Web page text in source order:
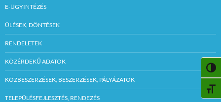
E-ÜGYINTÉZÉS
ÜLÉSEK, DÖNTÉSEK
RENDELETEK
KÖZÉRDEKŰ ADATOK
KÖZBESZERZÉSEK, BESZERZÉSEK, PÁLYÁZATOK
TELEPÜLÉSFEJLESZTÉS, RENDEZÉS